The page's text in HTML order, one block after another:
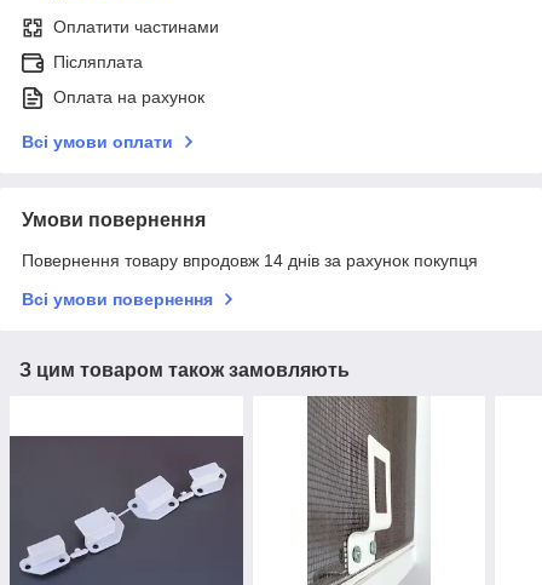
Оплатити частинами
Післяплата
Оплата на рахунок
Всі умови оплати
Умови повернення
Повернення товару впродовж 14 днів за рахунок покупця
Всі умови повернення
З цим товаром також замовляють